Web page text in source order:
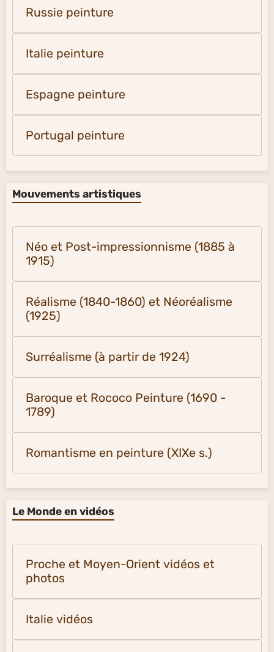
Russie peinture
Italie peinture
Espagne peinture
Portugal peinture
Mouvements artistiques
Néo et Post-impressionnisme (1885 à
1915)
Réalisme (1840-1860) et Néoréalisme
(1925)
Surréalisme (à partir de 1924)
Baroque et Rococo Peinture (1690 -
1789)
Romantisme en peinture (XIXe s.)
Le Monde en vidéos
Proche et Moyen-Orient vidéos et
photos
Italie vidéos